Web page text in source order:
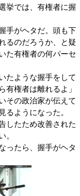
挙では、有権者に握
手がヘタだ。頭も下
るのだろうか、と疑
た有権者の何パーセ
たような握手をして
有権者は離れるよ」
その政治家が伝えて
るようになった。
したため改善された
。
ったら、握手がヘタ